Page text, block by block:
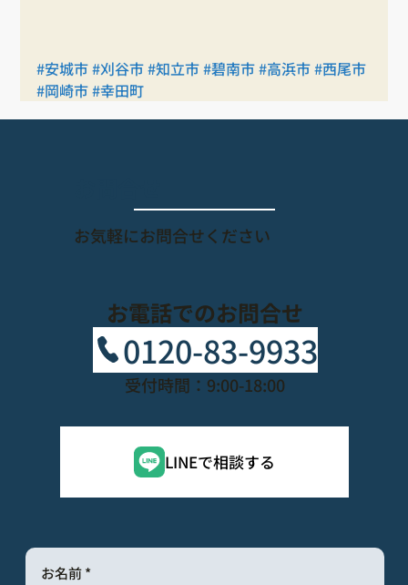
#安城市#刈谷市#知立市#碧南市#高浜市#西尾市
#岡崎市#幸田町
​お気軽にお問合せください
お電話でのお問合せ
0120-83-9933
受付時間：9:00-18:00
LINEで相談する
お名前